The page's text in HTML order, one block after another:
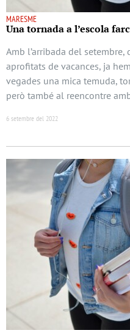
MARESME
Una tornada a l’escola
Amb l’arribada del setembre,
aprofitats de vacances, ja
vegades una mica temuda,
però també al reencontre
6 setembre del 2022